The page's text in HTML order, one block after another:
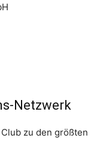
Netzwerk
zu den größten